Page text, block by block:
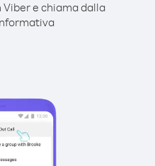
e chiama dalla